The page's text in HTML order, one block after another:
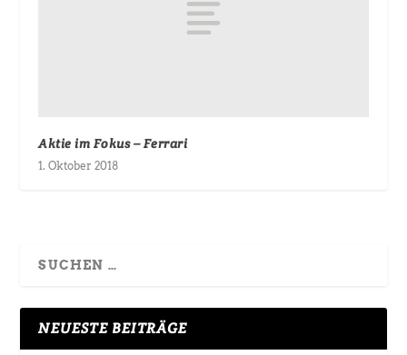
Aktie im Fokus – Ferrari
1. Oktober 2018
NEUESTE BEITRÄGE